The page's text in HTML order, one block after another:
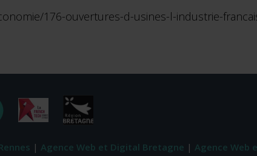
176-ouvertures-d-usines-l-industrie-
| Agence Web et Digital Bretagne | Agence Web